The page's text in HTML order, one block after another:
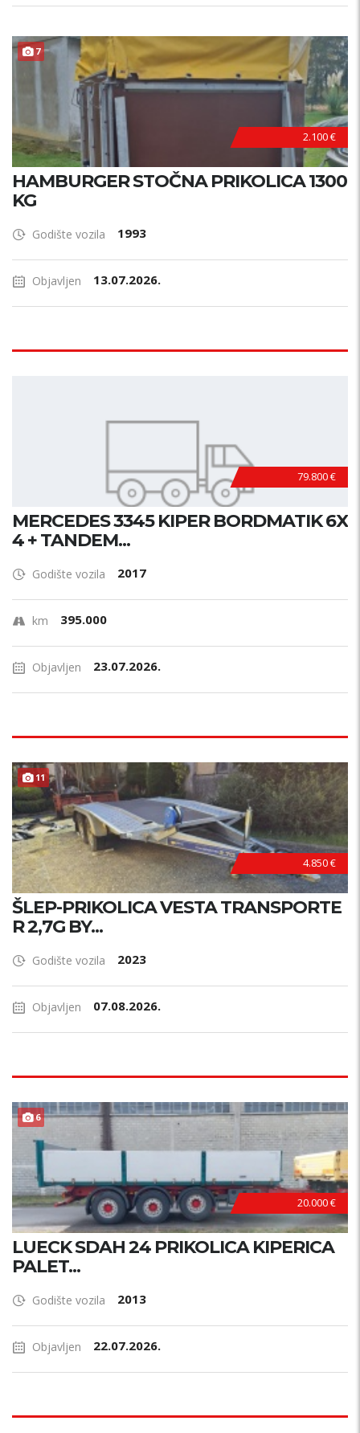
7
2.100 €
HAMBURGER STOČNA PRIKOLICA 1300
KG
Godište vozila 1993
Objavljen 13.07.2026.
79.800 €
MERCEDES 3345 KIPER BORDMATIK 6X
4 + TANDEM...
Godište vozila 2017
km 395.000
Objavljen 23.07.2026.
11
4.850 €
ŠLEP-PRIKOLICA VESTA TRANSPORTE
R 2,7G BY...
Godište vozila 2023
Objavljen 07.08.2026.
6
20.000 €
LUECK SDAH 24 PRIKOLICA KIPERICA
PALET...
Godište vozila 2013
Objavljen 22.07.2026.